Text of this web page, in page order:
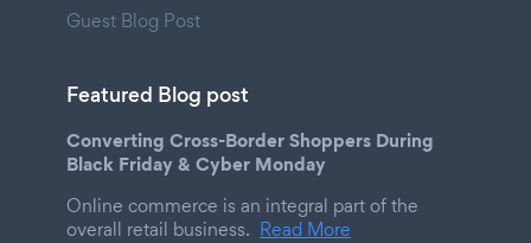
Guest Blog Post
Featured Blog post
Converting Cross-Border Shoppers During
Black Friday & Cyber Monday
Online commerce is an integral part of the
overall retail business. Read More